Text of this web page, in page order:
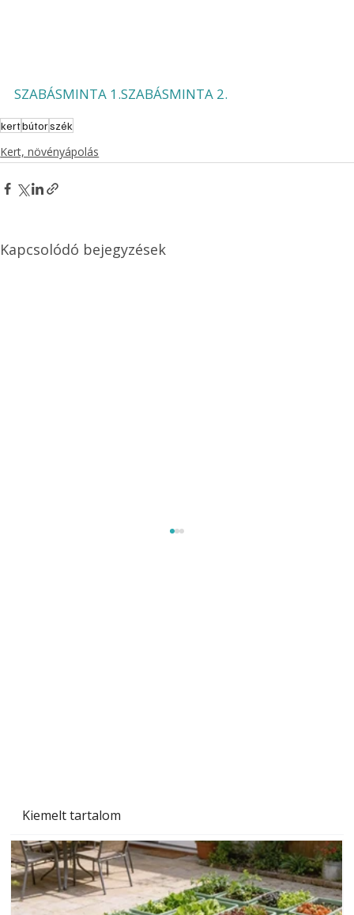
Kiemelt tartalom
SZABÁSMINTA 1.SZABÁSMINTA 2.
kertbútorszék
Kert, növényápolás
Kapcsolódó bejegyzések